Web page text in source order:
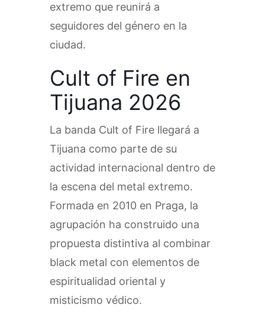
extremo que reunirá a
seguidores del género en la
ciudad.
Cult of Fire en
Tijuana 2026
La banda Cult of Fire llegará a
Tijuana como parte de su
actividad internacional dentro de
la escena del metal extremo.
Formada en 2010 en Praga, la
agrupación ha construido una
propuesta distintiva al combinar
black metal con elementos de
espiritualidad oriental y
misticismo védico.